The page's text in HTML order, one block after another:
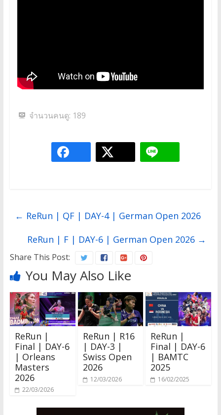
จำนวนคนดู: 189
← ReRun | QF | DAY-4 | German Open 2026
ReRun | F | DAY-6 | German Open 2026 →
Share This Post:
You May Also Like
ReRun |
Final | DAY-6
| Orleans
Masters
2026
22/03/2026
ReRun | R16
| DAY-3 |
Swiss Open
2026
12/03/2026
ReRun |
Final | DAY-6
| BAMTC
2025
16/02/2025